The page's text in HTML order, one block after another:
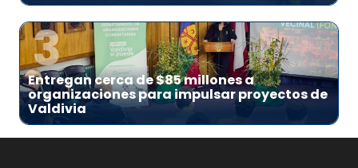
3
Entregan cerca de $85 millones a
organizaciones para impulsar proyectos de
Valdivia